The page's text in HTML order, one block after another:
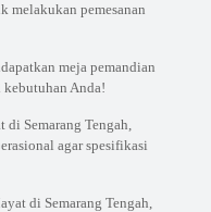
melakukan pemesanan
meja pemandian
Anda!
di Semarang Tengah,
agar spesifikasi
di Semarang Tengah,